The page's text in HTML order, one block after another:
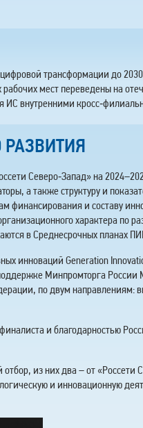
трансформации до
мест переведены на
ИС внутренними
Северо‑Запад» на
а также структуру и
финансирования и составу
характера по
в Среднесрочных планах
инноваций Generation
Минпромторга
по двум направлениям:
и благодарностью
из них два – от
и инновационную